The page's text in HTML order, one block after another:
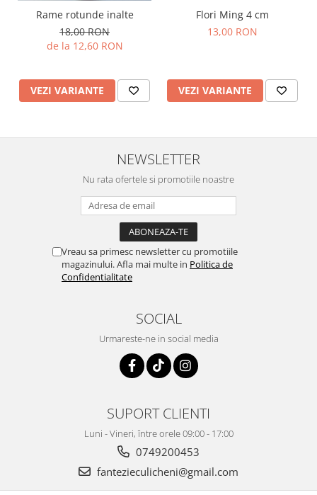
Rame rotunde inalte
18,00 RON
de la 12,60 RON
VEZI VARIANTE
Flori Ming 4 cm
13,00 RON
VEZI VARIANTE
NEWSLETTER
Nu rata ofertele si promotiile noastre
Vreau sa primesc newsletter cu promotiile
magazinului. Afla mai multe in Politica de
Confidentialitate
SOCIAL
Urmareste-ne in social media
SUPORT CLIENTI
Luni - Vineri, între orele 09:00 - 17:00
0749200453
fantezieculicheni@gmail.com